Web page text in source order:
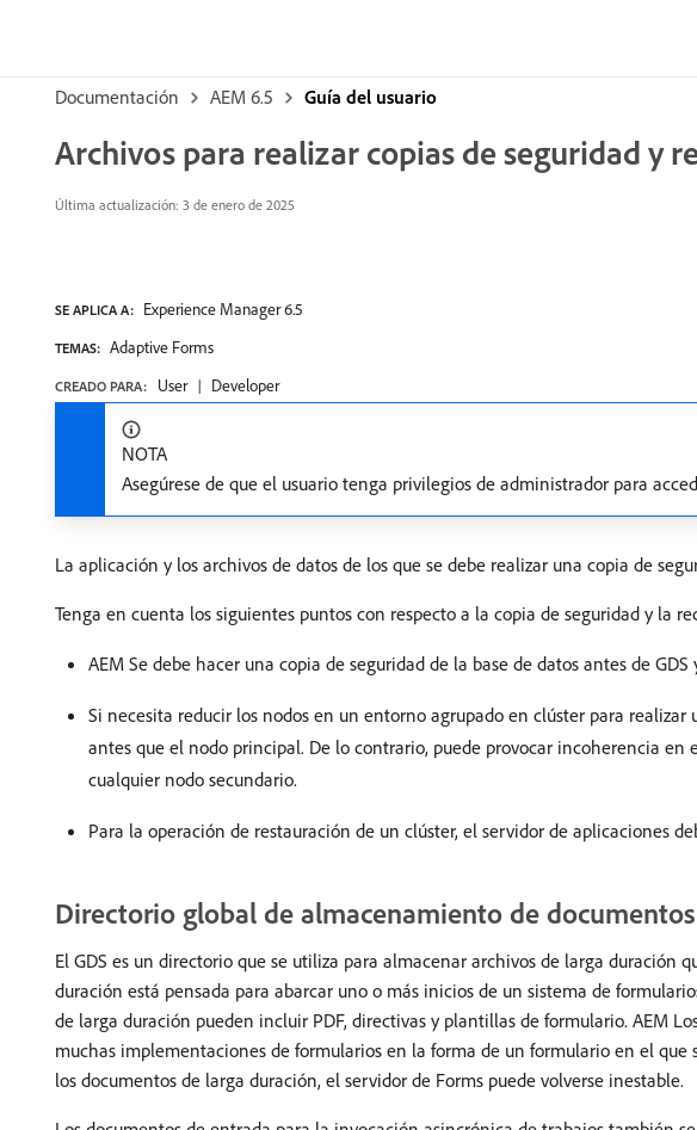
Documentación AEM 6.5 Guía del usuario
Archivos para realizar copias de seguridad y
Última actualización: 3 de enero de 2025
SE APLICA A: Experience Manager 6.5
TEMAS: Adaptive Forms
CREADO PARA: User Developer
NOTA
Asegúrese de que el usuario tenga privilegios de administrador para
La aplicación y los archivos de datos de los que se debe realizar una copia de
Tenga en cuenta los siguientes puntos con respecto a la copia de seguridad y la
AEM Se debe hacer una copia de seguridad de la base de datos antes de GDS
Si necesita reducir los nodos en un entorno agrupado en clúster para
antes que el nodo principal. De lo contrario, puede provocar incoherencia
cualquier nodo secundario.
Para la operación de restauración de un clúster, el servidor de aplicaciones
Directorio global de almacenamiento de documentos
El GDS es un directorio que se utiliza para almacenar archivos de larga duración
duración está pensada para abarcar uno o más inicios de un sistema de
de larga duración pueden incluir PDF, directivas y plantillas de formulario. AEM
muchas implementaciones de formularios en la forma de un formulario en el
los documentos de larga duración, el servidor de Forms puede volverse inestable.